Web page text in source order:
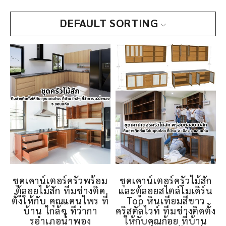
DEFAULT SORTING
ชุดเคาน์เตอร์ครัวพร้อม
ตู้ลอยไม้สัก ทีมช่างติด
ตั้งให้กับ คุณแดนไพร ที่
บ้าน ใกล้ๆ ทีว่ากา
รอําเภอนํ้าพอง
ชุดเคาน์เตอร์ครัวไม้สัก
และตู้ลอยสไตล์โมเดิร์น
Top หินเทียมสีขาว
คริสตัลไวท์ ทีมช่างติดตั้ง
ให้กับคุณก้อย ที่บ้าน